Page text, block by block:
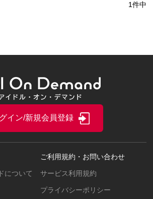
1件中
について
ご利用規約・お問い合わせ
サービス利用規約
プライバシーポリシー
イン/新規会員登録